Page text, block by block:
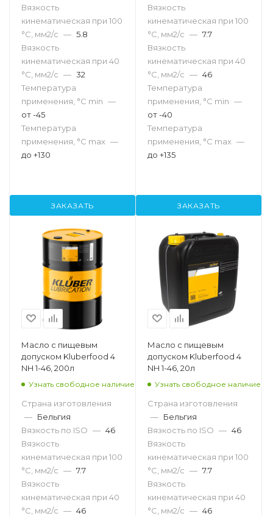
Вязкость
кинематическая при 100
°С, мм2/с — 5.8
Вязкость
кинематическая при 40
°С, мм2/с — 32
Температура
применения, °С min —
от -45
Температура
применения, °С max —
до +130
ЗАКАЗАТЬ
Вязкость
кинематическая при 100
°С, мм2/с — 7.7
Вязкость
кинематическая при 40
°С, мм2/с — 46
Температура
применения, °С min —
от -40
Температура
применения, °С max —
до +135
ЗАКАЗАТЬ
Масло с пищевым
допуском Kluberfood 4
NH 1-46, 200л
Узнать свободное наличие
Страна изготовления
— Бельгия
Вязкость по ISO — 46
Вязкость
кинематическая при 100
°С, мм2/с — 7.7
Вязкость
кинематическая при 40
°С, мм2/с — 46
Масло с пищевым
допуском Kluberfood 4
NH 1-46, 20л
Узнать свободное наличие
Страна изготовления
— Бельгия
Вязкость по ISO — 46
Вязкость
кинематическая при 100
°С, мм2/с — 7.7
Вязкость
кинематическая при 40
°С, мм2/с — 46